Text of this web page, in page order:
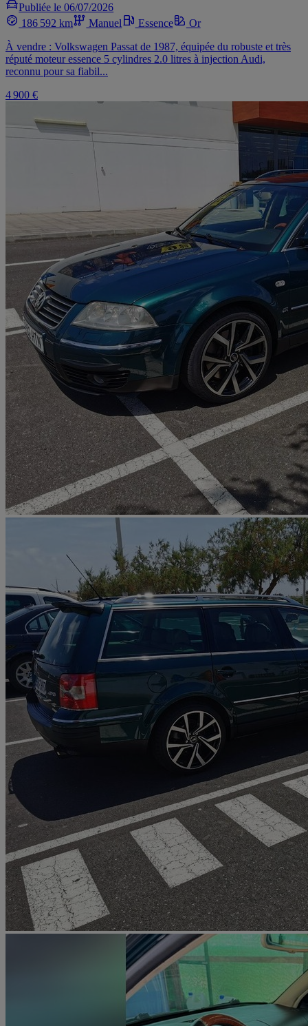
Publiée le 06/07/2026
186 592 km
Manuel Essence
Or
À vendre : Volkswagen Passat de 1987, équipée du robuste et très
réputé moteur essence 5 cylindres 2.0 litres à injection Audi,
reconnu pour sa fiabil...
4 900 €